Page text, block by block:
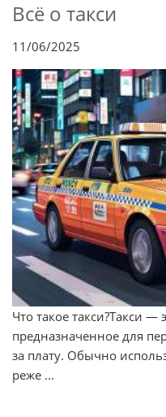
Всё о такси
11/06/2025
Что такое такси?Такси —
предназначенное для
за плату. Обычно
реже ...